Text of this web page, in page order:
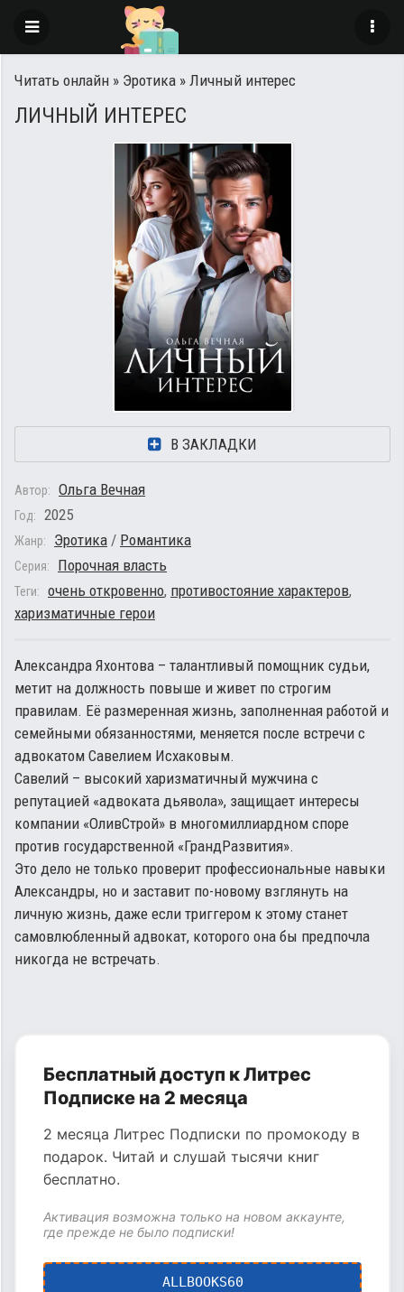
Читать онлайн » Эротика » Личный интерес
ЛИЧНЫЙ ИНТЕРЕС
В ЗАКЛАДКИ
Автор: Ольга Вечная
Год: 2025
Жанр: Эротика / Романтика
Серия: Порочная власть
Теги: очень откровенно, противостояние характеров,
харизматичные герои
Александра Яхонтова – талантливый помощник судьи,
метит на должность повыше и живет по строгим
правилам. Её размеренная жизнь, заполненная работой и
семейными обязанностями, меняется после встречи с
адвокатом Савелием Исхаковым.
Савелий – высокий харизматичный мужчина с
репутацией «адвоката дьявола», защищает интересы
компании «ОливСтрой» в многомиллиардном споре
против государственной «ГрандРазвития».
Это дело не только проверит профессиональные навыки
Александры, но и заставит по-новому взглянуть на
личную жизнь, даже если триггером к этому станет
самовлюбленный адвокат, которого она бы предпочла
никогда не встречать.
Бесплатный доступ к Литрес
Подписке на 2 месяца
2 месяца Литрес Подписки по промокоду в
подарок. Читай и слушай тысячи книг
бесплатно.
Активация возможна только на новом аккаунте,
где прежде не было подписки!
ALLBOOKS60